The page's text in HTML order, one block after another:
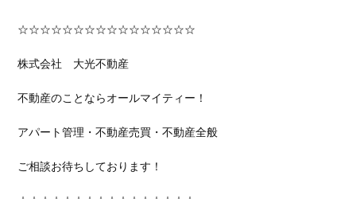
☆☆☆☆☆☆☆☆☆☆☆☆☆☆☆☆
株式会社 大光不動産
不動産のことならオールマイティー！
アパート管理・不動産売買・不動産全般
ご相談お待ちしております！